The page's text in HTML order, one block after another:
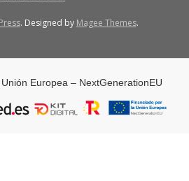
. Designed by Magee Themes.
Europea – NextGenerationEU